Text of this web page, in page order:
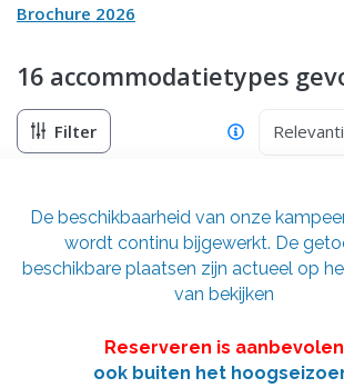
De beschikbaarheid van onze
wordt continu bijgewerkt. De
beschikbare plaatsen zijn actueel op
van bekijken
Reserveren is aanbevolen
ook buiten het
Brochure 2026
16 accommodatietypes
Filter